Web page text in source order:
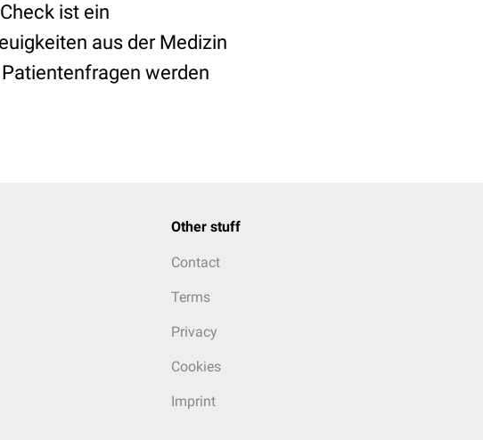
ist ein
aus der Medizin
werden
Other stuff
Contact
Terms
Privacy
Cookies
Imprint